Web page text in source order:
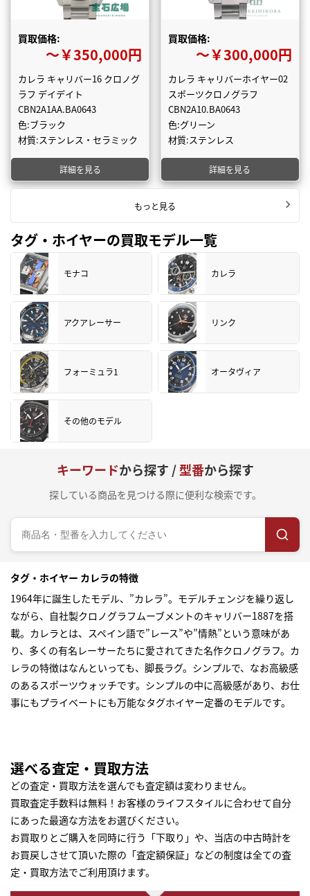
買取価格:
〜￥350,000円
カレラ キャリバー16 クロノグ
ラフ デイデイト
CBN2A1AA.BA0643
色:ブラック
材質:ステンレス・セラミック
詳細を見る
買取価格:
〜￥300,000円
カレラ キャリバーホイヤー02
スポーツクロノグラフ
CBN2A10.BA0643
色:グリーン
材質:ステンレス
詳細を見る
もっと見る
タグ・ホイヤーの買取モデル一覧
モナコ カレラ
アクアレーサー リンク
フォーミュラ1 オータヴィア
その他のモデル
キーワードから探す /型番から探す
探している商品を見つける際に便利な検索です。
タグ・ホイヤー カレラの特徴
1964年に誕生したモデル、”カレラ”。モデルチェンジを繰り返し
ながら、自社製クロノグラフムーブメントのキャリバー1887を搭
載。カレラとは、スペイン語で”レース”や”情熱”という意味があ
り、多くの有名レーサーたちに愛されてきた名作クロノグラフ。カ
レラの特徴はなんといっても、脚長ラグ。シンプルで、なお高級感
のあるスポーツウォッチです。シンプルの中に高級感があり、お仕
事にもプライベートにも万能なタグホイヤー定番のモデルです。
選べる査定・買取方法
どの査定・買取方法を選んでも査定額は変わりません。
買取査定手数料は無料！お客様のライフスタイルに合わせて自分
にあった最適な方法をお選びください。
お買取りとご購入を同時に行う「下取り」や、当店の中古時計を
お買戻しさせて頂いた際の「査定額保証」などの制度は全ての査
定・買取方法でご利用頂けます。